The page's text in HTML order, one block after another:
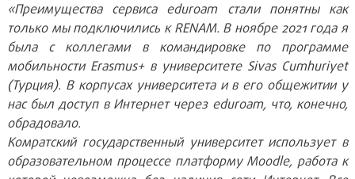
«Преимущества сервиса eduroam стали понятны как
только мы подключились к RENAM. В ноябре 2021 года я
была с коллегами в командировке по программе
мобильности Erasmus+ в университете Sivas Cumhuriyet
(Турция). В корпусах университета и в его общежитии у
нас был доступ в Интернет через eduroam, что, конечно,
обрадовало.
Комратский государственный университет использует в
образовательном процессе платформу Moodle, работа к